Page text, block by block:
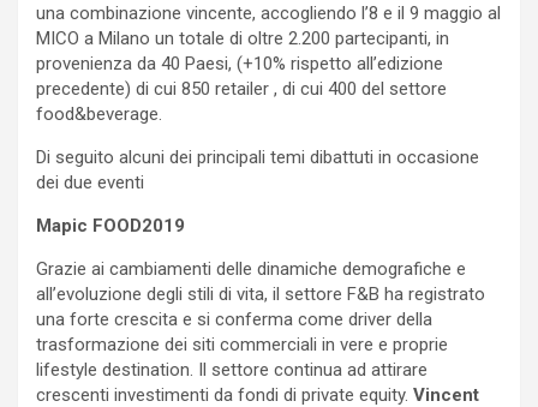
una combinazione vincente, accogliendo l’8 e il 9 maggio al
MICO a Milano un totale di oltre 2.200 partecipanti, in
provenienza da 40 Paesi, (+10% rispetto all’edizione
precedente) di cui 850 retailer , di cui 400 del settore
food&beverage.
Di seguito alcuni dei principali temi dibattuti in occasione
dei due eventi
Mapic FOOD2019
Grazie ai cambiamenti delle dinamiche demografiche e
all’evoluzione degli stili di vita, il settore F&B ha registrato
una forte crescita e si conferma come driver della
trasformazione dei siti commerciali in vere e proprie
lifestyle destination. Il settore continua ad attirare
crescenti investimenti da fondi di private equity. Vincent